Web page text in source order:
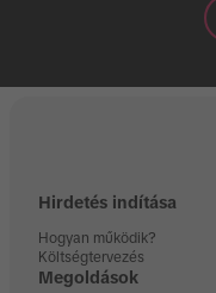
Hirdetés indítása
Hogyan működik?
Költségtervezés
Megoldások